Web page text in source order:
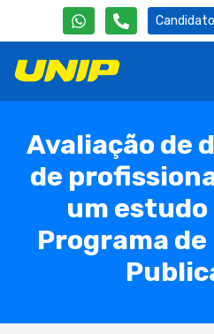
Avaliação de
de
um estudo
Programa